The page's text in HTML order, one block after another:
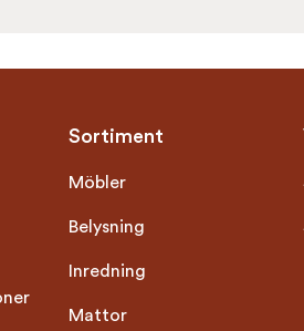
Sortiment
Möbler
Belysning
Inredning
Mattor